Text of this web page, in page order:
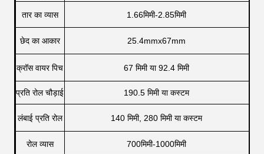
तार का व्यास 1.66मिमी-2.85मिमी
छेद का आकार 25.4mmx67mm
क्रॉस वायर पिच 67 मिमी या 92.4 मिमी
प्रति रोल चौड़ाई 190.5 मिमी या कस्टम
लंबाई प्रति रोल 140 मिमी, 280 मिमी या कस्टम
रोल व्यास 700मिमी-1000मिमी